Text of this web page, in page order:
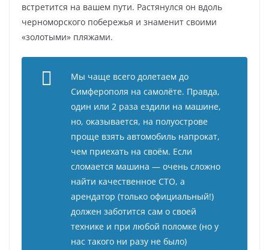
встретится на вашем пути. Растянулся он вдоль
черноморского побережья и знаменит своими
«золотыми» пляжами.
Мы чаще всего долетаем до
Симферополя на самолёте. Правда,
один или 2 раза ездили на машине,
но, оказывается, на полуострове
проще взять автомобиль напрокат,
чем приехать на своём. Если
сломается машина — очень сложно
найти качественное СТО, а
арендатор (только официальный!)
должен заботится сам о своей
технике и при любой поломке (но у
нас такого ни разу не было)